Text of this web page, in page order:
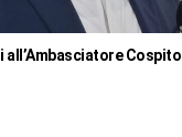
all’Ambasciatore Cospito